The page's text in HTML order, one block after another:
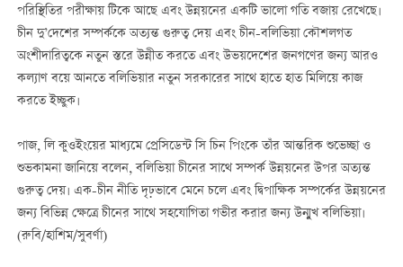
পরিস্থিতির পরীক্ষায় টিকে আছে এবং উন্নয়নের একটি ভালো গতি বজায় রেখেছে।
চীন দু’দেশের সম্পর্ককে অত্যন্ত গুরুত্ব দেয় এবং চীন-বলিভিয়া কৌশলগত
অংশীদারিত্বকে নতুন স্তরে উন্নীত করতে এবং উভয়দেশের জনগণের জন্য আরও
কল্যাণ বয়ে আনতে বলিভিয়ার নতুন সরকারের সাথে হাতে হাত মিলিয়ে কাজ
করতে ইচ্ছুক।
পাজ, লি কুওইংয়ের মাধ্যমে প্রেসিডেন্ট সি চিন পিংকে তাঁর আন্তরিক শুভেচ্ছা ও
শুভকামনা জানিয়ে বলেন, বলিভিয়া চীনের সাথে সম্পর্ক উন্নয়নের উপর অত্যন্ত
গুরুত্ব দেয়। এক-চীন নীতি দৃঢ়ভাবে মেনে চলে এবং দ্বিপাক্ষিক সম্পর্কের উন্নয়নের
জন্য বিভিন্ন ক্ষেত্রে চীনের সাথে সহযোগিতা গভীর করার জন্য উন্মুখ বলিভিয়া।
(রুবি/হাশিম/সুবর্ণা)